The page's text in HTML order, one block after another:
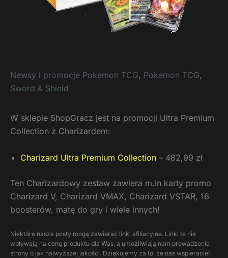
Newsy i promocje Pokemon TCG, Pokemon TCG,
Sword & Shield
W sklepie ShopGracz jest na promocji Ultra Premium
Collection z Charizardem:
Charizard Ultra Premium Collection – 482,99 zł
Ten Charizardowy zestaw zawiera m.in karty promo
Charizard V, Charizard VMAX, Charizard VSTAR, 16
boosterów, matę do gry i wiele innych!
Niektóre nasze posty mogą zawierać linki afiliacyjne. Linki te nie
wpływają na cenę produktu dla Was, a umożliwiają nam prowadzenie
strony o jak najwyższej jakości. Dziękujemy za to, że nas wspieracie!